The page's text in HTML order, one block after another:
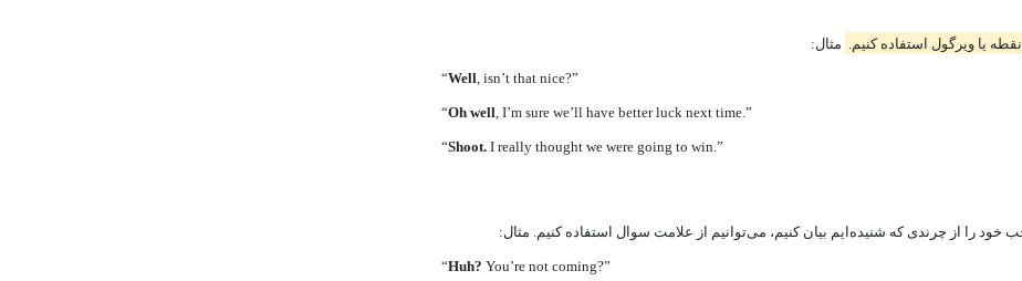
یا ویرگول استفاده کنیم. مثال:
“Well , isn’t that nice?”
“Oh well , I’m sure we’ll have better luck next time.”
“Shoot. I really thought we were going to win.”
را از چرندی که شنیده‌ایم بیان کنیم، می‌توانیم از علامت سوال استفاده کنیم. مثال:
“Huh? You’re not coming?”